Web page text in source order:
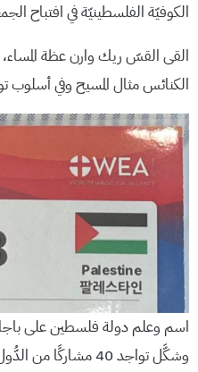
الكوفيّة الفلسطينيّة في افتباح
القى القسّ ريك وارن عظة المساء،
الكنائس مثال المسيح وفي أسلوب
اسم وعلم دولة فلسطين على
وشكَّل تواجد 40